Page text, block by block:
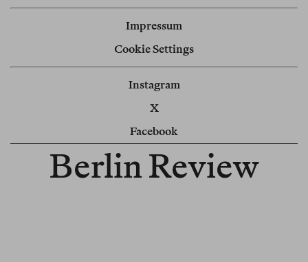
Impressum
Cookie Settings
Instagram
X
Facebook
Berlin Review